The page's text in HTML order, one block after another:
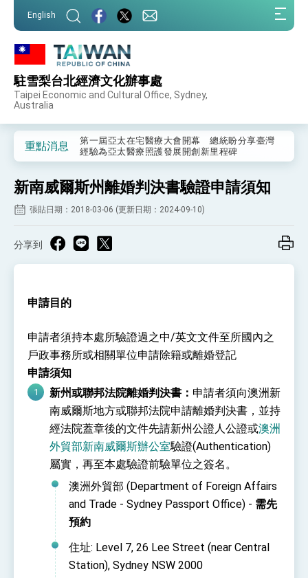
English
駐雪梨台北經濟文化辦事處
Taipei Economic and Cultural Office, Sydney,
Australia
重點消息
外交部重要言論
事處」，進一步深化台美交流合作
第一屆亞太在宅醫療大會開幕 總統盼分享臺灣
經驗為亞太醫療照護發展開創新里程碑
及「台灣智慧醫療與健康產業展」預告短片，向
世界展現台灣守護全球健康的創新能量
總統出訪史瓦帝尼返國談話 強調臺灣人有權利
走向世界 盼與理念相近國家共同維護國際秩序
訪問
總統與五院院長新春茶敘 盼化分歧為團結、為
臺美簽署「對等貿易協定」確立對等關稅15%且不
疊加 我輸美2072項產品豁免對等關稅
外交部長林佳龍於《外交事務》撰文指出：自由
世界 需要台灣，團結合作方能守護繁榮
外交部長林佳龍出席《台灣光華雜誌》50週年慶
「見證蛻變，分享世界的光華」開幕式，期許數
位轉 型迎向下個50年
總統主持「台美經濟繁榮夥伴對話」記者會 說
明臺美合作三大戰略方向 盼與民主夥伴共同引
領 下一個世代的繁榮
外交部長林佳龍接受印尼「時代雜誌」專訪，闡
述印太安全局勢，籲深化台印尼半導體供應鏈合
作
副總統接見美參議員蓋耶哥 強調美國是臺灣重
要合作夥伴
外交部長林佳龍午宴歡迎美國聯邦參議員蓋耶哥
外交部長林佳龍接見美國智庫「德國馬歇爾基金
會」訪問團一行，深化跨大西洋戰略夥伴關係
新南威爾斯州離婚判決書驗證申請須知
張貼日期：2018-03-06 (更新日期：2024-09-10)
分享到
申請目的
申請者須持本處所驗證過之中/英文文件至所國內之
戶政事務所或相關單位申請除籍或離婚登記
申請須知
新州或聯邦法院離婚判決書： 申請者須向澳洲新
南威爾斯地方或聯邦法院申請離婚判決書，並持
經法院蓋章後的文件先請新州公證人公證或澳洲
外貿部新南威爾斯辦公室驗證(Authentication)
屬實，再至本處驗證前驗單位之簽名。
澳洲外貿部 (Department of Foreign Affairs
and Trade - Sydney Passport Office) - 需先
預約
住址: Level 7, 26 Lee Street (near Central
Station), Sydney NSW 2000